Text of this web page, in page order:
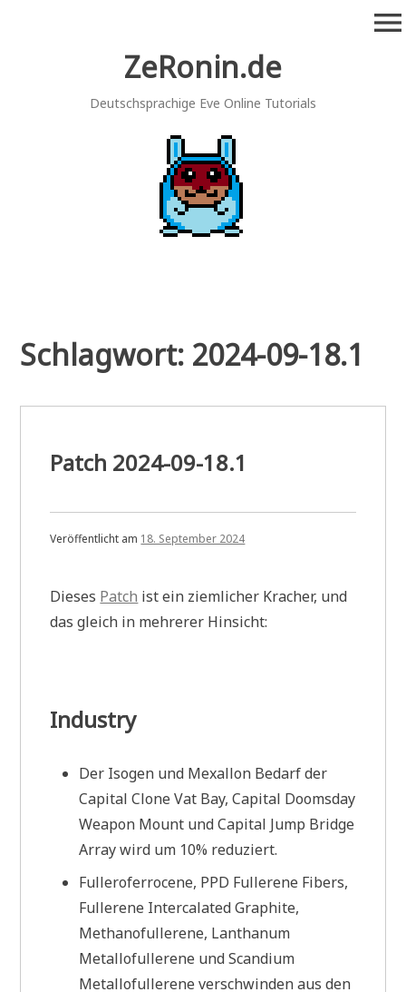
ZeRonin.de
Deutschsprachige Eve Online Tutorials
menu
Schlagwort: 2024-09-18.1
Patch 2024-09-18.1
Veröffentlicht am 18. September 2024
Dieses Patch ist ein ziemlicher Kracher, und
das gleich in mehrerer Hinsicht:
Industry
Der Isogen und Mexallon Bedarf der
Capital Clone Vat Bay, Capital Doomsday
Weapon Mount und Capital Jump Bridge
Array wird um 10% reduziert.
Fulleroferrocene, PPD Fullerene Fibers,
Fullerene Intercalated Graphite,
Methanofullerene, Lanthanum
Metallofullerene und Scandium
Metallofullerene verschwinden aus den